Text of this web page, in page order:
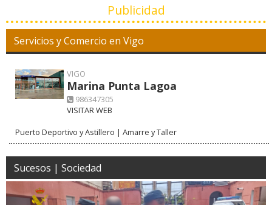
Publicidad
Servicios y Comercio en Vigo
VIGO
Marina Punta Lagoa
986347305
VISITAR WEB
Puerto Deportivo y Astillero | Amarre y Taller
Sucesos | Sociedad